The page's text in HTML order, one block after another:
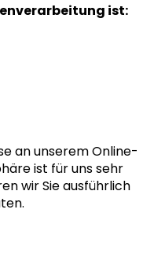
ist:
an unserem Online-
ist für uns sehr
wir Sie ausführlich